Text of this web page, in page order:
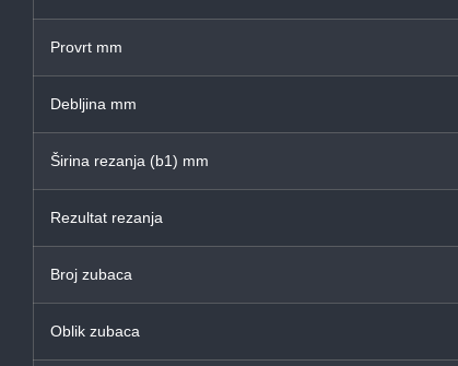
Provrt mm
Debljina mm
Širina rezanja (b1) mm
Rezultat rezanja
Broj zubaca
Oblik zubaca